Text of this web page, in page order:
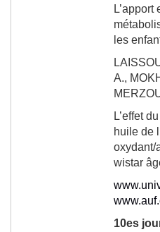
les
A.,
L’effet
huile de
oxydant/
wistar
10es